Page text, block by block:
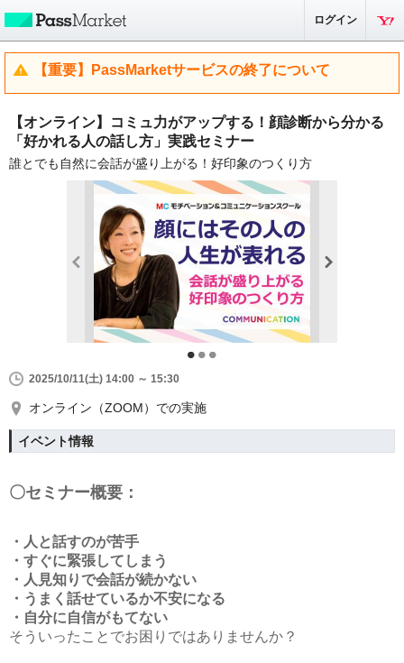
ログイン
【重要】PassMarketサービスの終了について
【オンライン】コミュ力がアップする！顔診断から分かる
「好かれる人の話し方」実践セミナー
誰とでも自然に会話が盛り上がる！好印象のつくり方
2025/10/11(土) 14:00 ～ 15:30
オンライン（ZOOM）での実施
イベント情報
〇セミナー概要：
・人と話すのが苦手
・すぐに緊張してしまう
・人見知りで会話が続かない
・うまく話せているか不安になる
・自分に自信がもてない
そういったことでお困りではありませんか？